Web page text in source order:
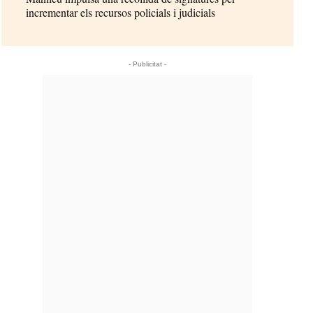
incrementar els recursos policials i judicials
- Publicitat -